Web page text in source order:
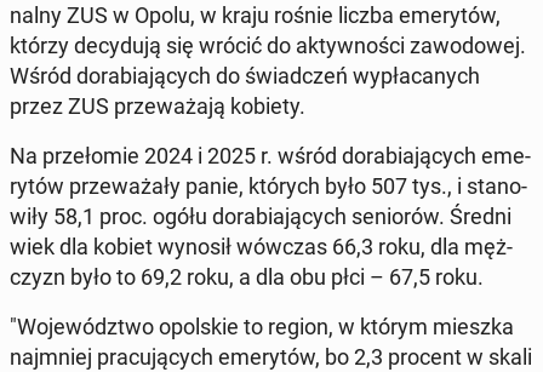
nal­ny ZUS w Opolu, w kraju rośnie liczba eme­ry­tów,
którzy de­cy­du­ją się wrócić do ak­tyw­no­ści za­wo­do­wej.
Wśród do­ra­bia­ją­cych do świad­czeń wy­pła­ca­nych
przez ZUS prze­wa­ża­ją kobiety.
Na prze­ło­mie 2024 i 2025 r. wśród do­ra­bia­ją­cych eme­
ry­tów prze­wa­ża­ły panie, których było 507 tys., i sta­no­
wi­ły 58,1 proc. ogółu do­ra­bia­ją­cych se­nio­rów. Średni
wiek dla kobiet wynosił wówczas 66,3 roku, dla męż­
czyzn było to 69,2 roku, a dla obu płci – 67,5 roku.
"Wo­je­wódz­two opol­skie to region, w którym mieszka
naj­mniej pra­cu­ją­cych eme­ry­tów, bo 2,3 procent w skali